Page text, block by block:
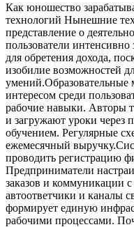
Как юношество
технологий Нынешние
представление о
пользователи
для обретения дохода,
изобилие возможностей
интересом среди
рабочие навыки. Авторы
и загружают уроки через
обучением. Регулярные
ежемесячный
проводить регистрацию
Предприниматели
заказов и коммуникации
автоответчики и каналы
формирует единую
рабочими процессами.